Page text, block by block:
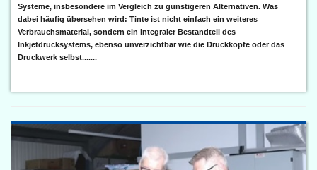
Systeme, insbesondere im Vergleich zu günstigeren Alternativen. Was
dabei häufig übersehen wird: Tinte ist nicht einfach ein weiteres
Verbrauchsmaterial, sondern ein integraler Bestandteil des
Inkjetdrucksystems, ebenso unverzichtbar wie die Druckköpfe oder das
Druckwerk selbst.......